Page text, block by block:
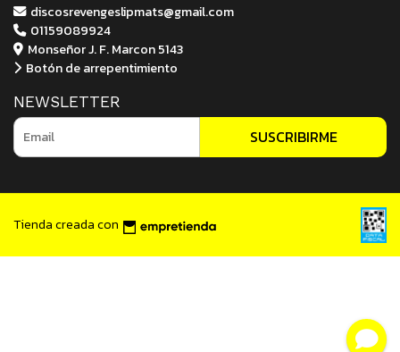
discosrevengeslipmats@gmail.com
01159089924
Monseñor J. F. Marcon 5143
Botón de arrepentimiento
NEWSLETTER
SUSCRIBIRME
Tienda creada con